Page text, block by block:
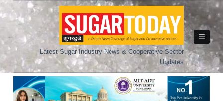
Skip
to
Latest Sugar Industry News & Cooperative Sector
Updates